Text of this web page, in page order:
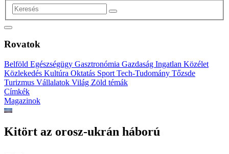
Rovatok
Belföld Egészségügy Gasztronómia Gazdaság Ingatlan Közélet
Közlekedés Kultúra Oktatás Sport Tech-Tudomány Tőzsde
Turizmus Vállalatok Világ Zöld témák
Címkék
Magazinok
Kitört az orosz-ukrán háború